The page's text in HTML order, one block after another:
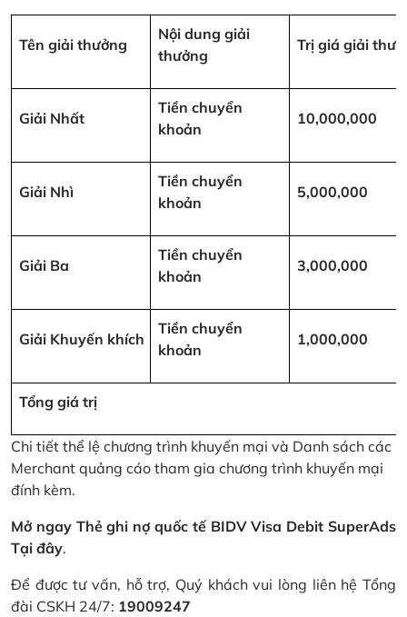
Tên giải thưởng
Nội dung giải
thưởng
Trị giá giải
Giải Nhất
Tiền chuyển
khoản
10,000,000
Giải Nhì
Tiền chuyển
khoản
5,000,000
Giải Ba
Tiền chuyển
khoản
3,000,000
Giải Khuyến khích
Tiền chuyển
khoản
1,000,000
Tổng giá trị
Chi tiết thể lệ chương trình khuyến mại và Danh sách các
Merchant quảng cáo tham gia chương trình khuyến mại
đính kèm.
Mở ngay Thẻ ghi nợ quốc tế BIDV Visa Debit SuperAds
Tại đây.
Để được tư vấn, hỗ trợ, Quý khách vui lòng liên hệ Tổng
đài CSKH 24/7: 19009247